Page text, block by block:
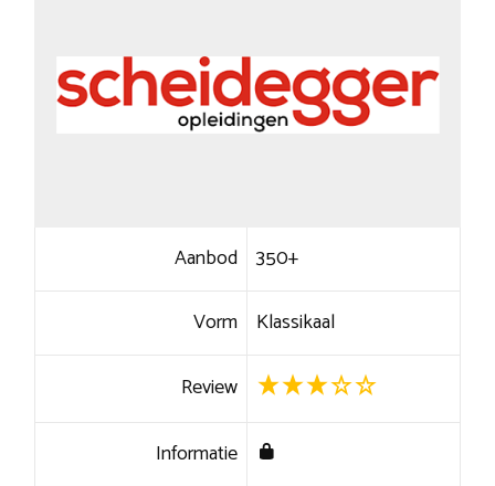
Aanbod 350+
Vorm Klassikaal
Review
Informatie